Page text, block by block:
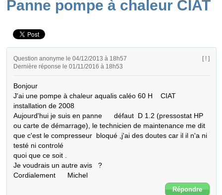
Panne pompe à chaleur CIAT
Question anonyme le 04/12/2013 à 18h57
Dernière réponse le 01/11/2016 à 18h53
[ ! ]
Bonjour
J'ai une pompe à chaleur aqualis caléo 60 H    CIAT
installation de 2008
Aujourd'hui je suis en panne      défaut  D 1.2 (pressostat HP
ou carte de démarrage), le technicien de maintenance me dit
que c'est le compresseur  bloqué ,j'ai des doutes car il il n'a ni
testé ni controlé
quoi que ce soit .
Je voudrais un autre avis   ?
Cordialement      Michel
Répondre